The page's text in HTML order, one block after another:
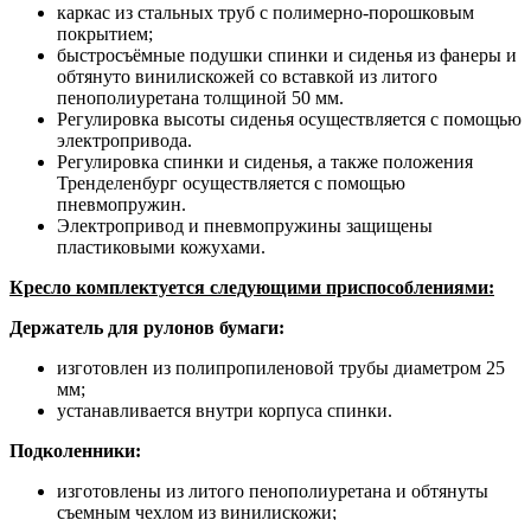
каркас из стальных труб с полимерно-порошковым
покрытием;
быстросъёмные подушки спинки и сиденья из фанеры и
обтянуто винилискожей со вставкой из литого
пенополиуретана толщиной 50 мм.
Регулировка высоты сиденья осуществляется с помощью
электропривода.
Регулировка спинки и сиденья, а также положения
Тренделенбург осуществляется с помощью
пневмопружин.
Электропривод и пневмопружины защищены
пластиковыми кожухами.
Кресло комплектуется следующими приспособлениями:
Держатель для рулонов бумаги:
изготовлен из полипропиленовой трубы диаметром 25
мм;
устанавливается внутри корпуса спинки.
Подколенники:
изготовлены из литого пенополиуретана и обтянуты
съемным чехлом из винилискожи;